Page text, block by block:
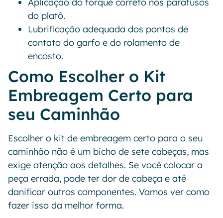
do platô.
Lubrificação adequada dos pontos de
contato do garfo e do rolamento de
encosto.
Como Escolher o Kit
Embreagem Certo para
seu Caminhão
Escolher o kit de embreagem certo para o seu
caminhão não é um bicho de sete cabeças, mas
exige atenção aos detalhes. Se você colocar a
peça errada, pode ter dor de cabeça e até
danificar outros componentes. Vamos ver como
fazer isso da melhor forma.